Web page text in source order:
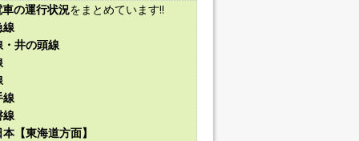
の運行状況をまとめています!!
線
・井の頭線
線
線
本【東海道方面】